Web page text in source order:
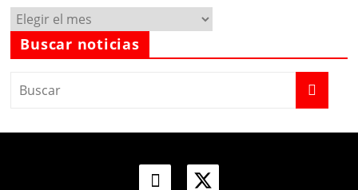
Archivo
Buscar noticias